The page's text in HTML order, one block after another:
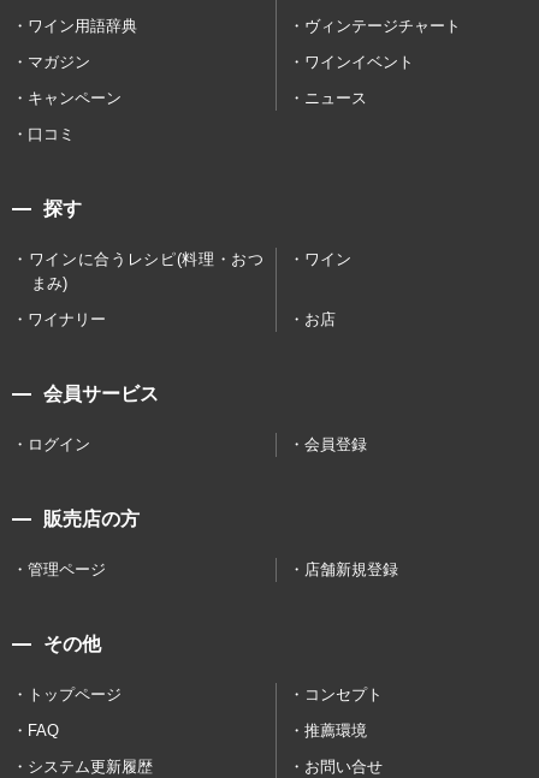
ワイン用語辞典
ヴィンテージチャート
マガジン
ワインイベント
キャンペーン
ニュース
口コミ
探す
ワインに合うレシピ(料理・おつ
まみ)
ワイン
ワイナリー お店
会員サービス
ログイン 会員登録
販売店の方
管理ページ 店舗新規登録
その他
トップページ
コンセプト
FAQ
推薦環境
システム更新履歴
お問い合せ